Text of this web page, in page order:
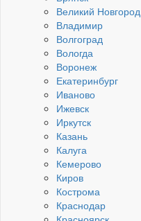
Великий Новгород
Владимир
Волгоград
Вологда
Воронеж
Екатеринбург
Иваново
Ижевск
Иркутск
Казань
Калуга
Кемерово
Киров
Кострома
Краснодар